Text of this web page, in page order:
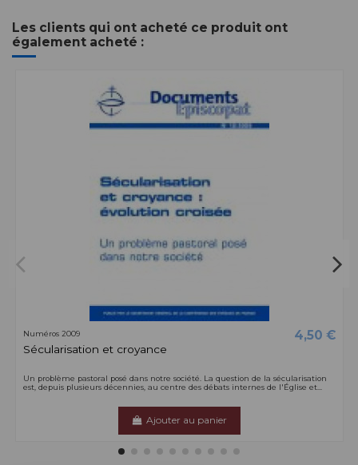
Les clients qui ont acheté ce produit ont
également acheté :
Numéros 2009 4,50 €
Sécularisation et croyance
Un problème pastoral posé dans notre société. La question de la sécularisation
est, depuis plusieurs décennies, au centre des débats internes de l'Église et...
Ajouter au panier